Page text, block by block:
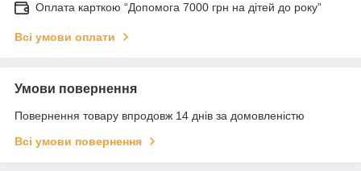
Оплата карткою “Допомога 7000 грн на дітей до року”
Всі умови оплати
Умови повернення
Повернення товару впродовж 14 днів за домовленістю
Всі умови повернення